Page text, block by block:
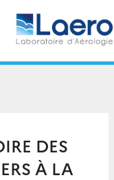
DES
À LA